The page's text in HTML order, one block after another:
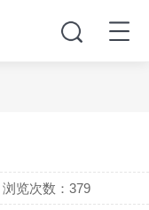
浏览次数：379